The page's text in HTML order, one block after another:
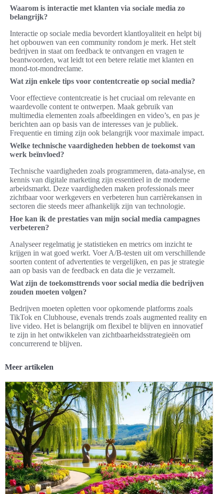
Waarom is interactie met klanten via sociale media zo
belangrijk?
Interactie op sociale media bevordert klantloyaliteit en helpt bij
het opbouwen van een community rondom je merk. Het stelt
bedrijven in staat om feedback te ontvangen en vragen te
beantwoorden, wat leidt tot een betere relatie met klanten en
mond-tot-mondreclame.
Wat zijn enkele tips voor contentcreatie op social media?
Voor effectieve contentcreatie is het cruciaal om relevante en
waardevolle content te ontwerpen. Maak gebruik van
multimedia elementen zoals afbeeldingen en video’s, en pas je
berichten aan op basis van de interesses van je publiek.
Frequentie en timing zijn ook belangrijk voor maximale impact.
Welke technische vaardigheden hebben de toekomst van
werk beïnvloed?
Technische vaardigheden zoals programmeren, data-analyse, en
kennis van digitale marketing zijn essentieel in de moderne
arbeidsmarkt. Deze vaardigheden maken professionals meer
zichtbaar voor werkgevers en verbeteren hun carrièrekansen in
sectoren die steeds meer afhankelijk zijn van technologie.
Hoe kan ik de prestaties van mijn social media campagnes
verbeteren?
Analyseer regelmatig je statistieken en metrics om inzicht te
krijgen in wat goed werkt. Voer A/B-testen uit om verschillende
soorten content of advertenties te vergelijken, en pas je strategie
aan op basis van de feedback en data die je verzamelt.
Wat zijn de toekomsttrends voor social media die bedrijven
zouden moeten volgen?
Bedrijven moeten opletten voor opkomende platforms zoals
TikTok en Clubhouse, evenals trends zoals augmented reality en
live video. Het is belangrijk om flexibel te blijven en innovatief
te zijn in het ontwikkelen van zichtbaarheidsstrategieën om
concurrerend te blijven.
Meer artikelen